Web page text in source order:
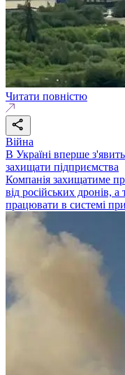
Читати повністю
Війна
В Україні вперше
захищати підприємства
Компанія захищатиме
від російських дронів,
працювати в системі